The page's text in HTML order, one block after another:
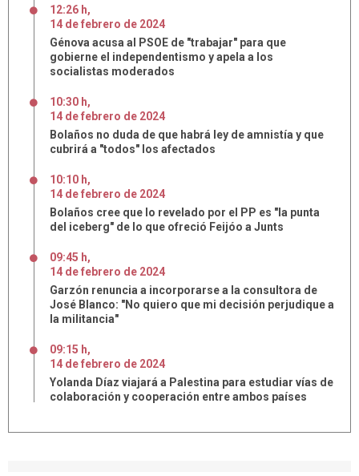
12:26 h,
14 defebrero de 2024
Génova acusa al PSOE de "trabajar" para que
gobierne el independentismo y apela a los
socialistas moderados
10:30 h,
14 defebrero de 2024
Bolaños no duda de que habrá ley de amnistía y que
cubrirá a "todos" los afectados
10:10 h,
14 defebrero de 2024
Bolaños cree que lo revelado por el PP es "la punta
del iceberg" de lo que ofreció Feijóo a Junts
09:45 h,
14 defebrero de 2024
Garzón renuncia a incorporarse a la consultora de
José Blanco: "No quiero que mi decisión perjudique a
la militancia"
09:15 h,
14 defebrero de 2024
Yolanda Díaz viajará a Palestina para estudiar vías de
colaboración y cooperación entre ambos países